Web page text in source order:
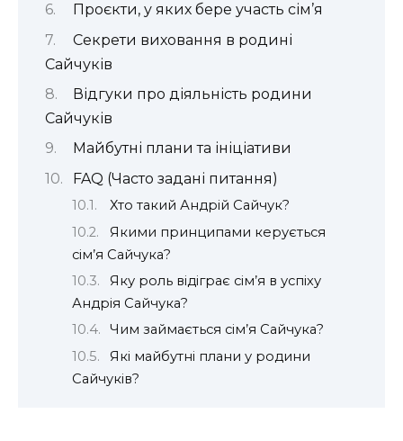
Проєкти, у яких бере участь сім’я
Секрети виховання в родині
Сайчуків
Відгуки про діяльність родини
Сайчуків
Майбутні плани та ініціативи
FAQ (Часто задані питання)
Хто такий Андрій Сайчук?
Якими принципами керується
сім’я Сайчука?
Яку роль відіграє сім’я в успіху
Андрія Сайчука?
Чим займається сім’я Сайчука?
Які майбутні плани у родини
Сайчуків?